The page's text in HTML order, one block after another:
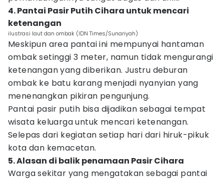
4. Pantai Pasir Putih Cihara untuk mencari
ketenangan
ilustrasi laut dan ombak (IDN Times/Sunariyah)
Meskipun area pantai ini mempunyai hantaman
ombak setinggi 3 meter, namun tidak mengurangi
ketenangan yang diberikan. Justru deburan
ombak ke batu karang menjadi nyanyian yang
menenangkan pikiran pengunjung.
Pantai pasir putih bisa dijadikan sebagai tempat
wisata keluarga untuk mencari ketenangan.
Selepas dari kegiatan setiap hari dari hiruk-pikuk
kota dan kemacetan.
5. Alasan di balik penamaan Pasir Cihara
Warga sekitar yang mengatakan sebagai pantai